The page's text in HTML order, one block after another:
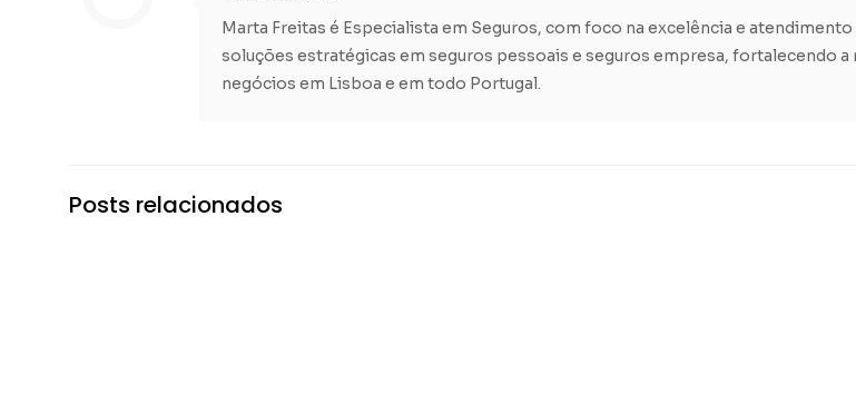
Marta Freitas é Especialista em Seguros, com foco na excelência e
soluções estratégicas em seguros pessoais e seguros empresa, fortalecendo a
negócios em Lisboa e em todo Portugal.
Posts relacionados